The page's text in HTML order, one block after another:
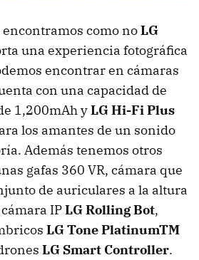
como noLG
una experiencia fotográfica
encontrar en cámaras
con una capacidad de
1,200mAh yLG Hi-Fi Plus
los amantes de un sonido
Además tenemos otros
gafas 360 VR, cámara que
de auriculares a la altura
cámara IPLG Rolling Bot,
LG Tone PlatinumTM
LG Smart Controller.